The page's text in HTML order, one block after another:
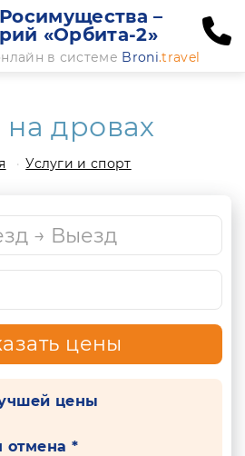
–
«Орбита-2»
в системе Broni.travel
на дровах
Услуги и спорт
цены
цены
отмена *